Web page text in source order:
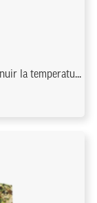
la temperatu...